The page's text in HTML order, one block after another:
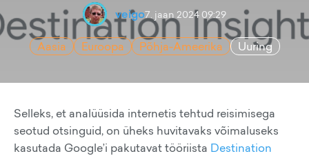
veigo7. jaan 2024 09:29
Aasia Euroopa Põhja-Ameerika Uuring
Selleks, et analüüsida internetis tehtud reisimisega
seotud otsinguid, on üheks huvitavaks võimaluseks
kasutada Google’i pakutavat tööriista Destination